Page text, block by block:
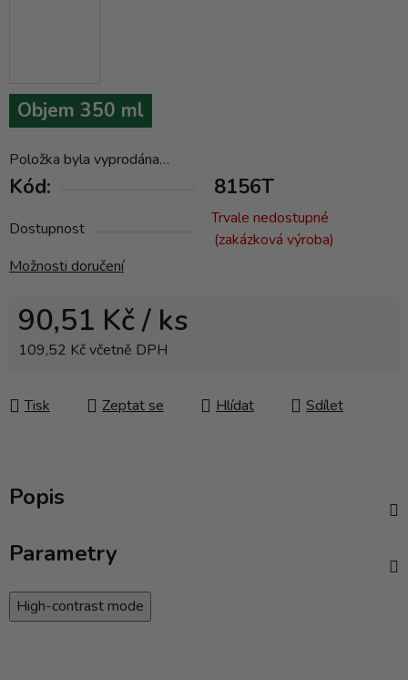
Objem 350 ml
Položka byla vyprodána…
Kód: 8156T
Dostupnost
Trvale nedostupné
(zakázková výroba)
Možnosti doručení
90,51 Kč/ ks
109,52 Kč včetně DPH
Tisk
Zeptat se Hlídat Sdílet
Popis
Parametry
High-contrast mode